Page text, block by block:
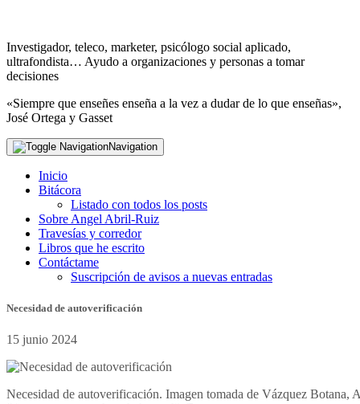
Investigador, teleco, marketer, psicólogo social aplicado,
ultrafondista… Ayudo a organizaciones y personas a tomar
decisiones
«Siempre que enseñes enseña a la vez a dudar de lo que enseñas»,
José Ortega y Gasset
Navigation
Inicio
Bitácora
Listado con todos los posts
Sobre Angel Abril-Ruiz
Travesías y corredor
Libros que he escrito
Contáctame
Suscripción de avisos a nuevas entradas
Necesidad de autoverificación
15 junio 2024
Necesidad de autoverificación. Imagen tomada de Vázquez Botana,